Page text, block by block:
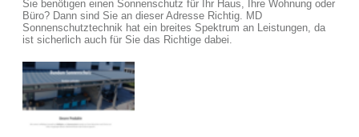
Sie benötigen einen Sonnenschutz für Ihr Haus, Ihre Wohnung oder
Büro? Dann sind Sie an dieser Adresse Richtig. MD
Sonnenschutztechnik hat ein breites Spektrum an Leistungen, da
ist sicherlich auch für Sie das Richtige dabei.